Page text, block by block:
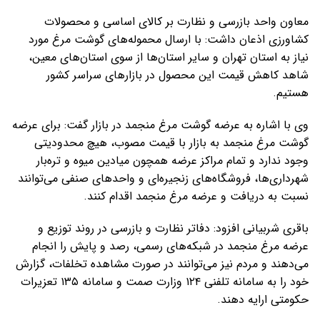
معاون واحد بازرسی و نظارت بر کالای اساسی و محصولات
کشاورزی اذعان داشت: با ارسال محموله‌های گوشت مرغ مورد
نیاز به استان تهران و سایر استان‌ها از سوی استان‌های معین،
شاهد کاهش قیمت این محصول در بازارهای سراسر کشور
هستیم.
وی با اشاره به عرضه گوشت مرغ منجمد در بازار گفت: برای عرضه
گوشت مرغ منجمد به بازار با قیمت مصوب، هیچ محدودیتی
وجود ندارد و تمام مراکز عرضه همچون میادین میوه و تره‌بار
شهرداری‌ها، فروشگاه‌های زنجیره‌ای و واحدهای صنفی می‌توانند
نسبت به دریافت و عرضه مرغ منجمد اقدام کنند.
باقری شربیانی افزود: دفاتر نظارت و بازرسی در روند توزیع و
عرضه مرغ منجمد در شبکه‌های رسمی، رصد و پایش را انجام
می‌دهند و مردم نیز می‌توانند در صورت مشاهده تخلفات، گزارش
خود را به سامانه تلفنی ۱۲۴ وزارت صمت و سامانه ۱۳۵ تعزیرات
حکومتی ارایه دهند.